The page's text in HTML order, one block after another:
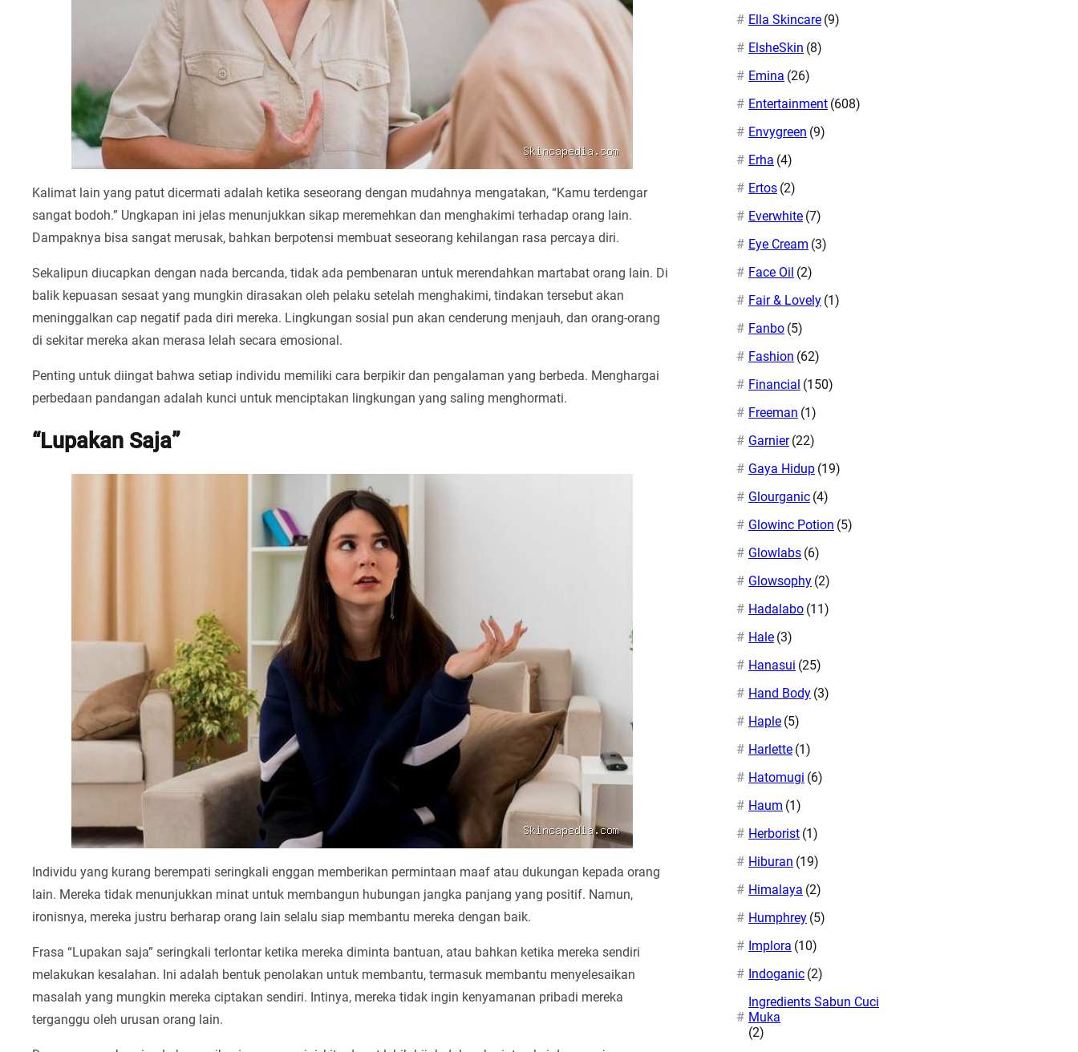
Kalimat lain yang patut dicermati adalah ketika seseorang dengan mudahnya mengatakan, “Kamu terdengar
sangat bodoh.” Ungkapan ini jelas menunjukkan sikap meremehkan dan menghakimi terhadap orang lain.
Dampaknya bisa sangat merusak, bahkan berpotensi membuat seseorang kehilangan rasa percaya diri.
Sekalipun diucapkan dengan nada bercanda, tidak ada pembenaran untuk merendahkan martabat orang lain. Di
balik kepuasan sesaat yang mungkin dirasakan oleh pelaku setelah menghakimi, tindakan tersebut akan
meninggalkan cap negatif pada diri mereka. Lingkungan sosial pun akan cenderung menjauh, dan orang-orang
di sekitar mereka akan merasa lelah secara emosional.
Penting untuk diingat bahwa setiap individu memiliki cara berpikir dan pengalaman yang berbeda. Menghargai
perbedaan pandangan adalah kunci untuk menciptakan lingkungan yang saling menghormati.
“Lupakan Saja”
Individu yang kurang berempati seringkali enggan memberikan permintaan maaf atau dukungan kepada orang
lain. Mereka tidak menunjukkan minat untuk membangun hubungan jangka panjang yang positif. Namun,
ironisnya, mereka justru berharap orang lain selalu siap membantu mereka dengan baik.
Frasa “Lupakan saja” seringkali terlontar ketika mereka diminta bantuan, atau bahkan ketika mereka sendiri
melakukan kesalahan. Ini adalah bentuk penolakan untuk membantu, termasuk membantu menyelesaikan
masalah yang mungkin mereka ciptakan sendiri. Intinya, mereka tidak ingin kenyamanan pribadi mereka
terganggu oleh urusan orang lain.
Ella Skincare (9)
ElsheSkin (8)
Emina (26)
Entertainment (608)
Envygreen (9)
Erha (4)
Ertos (2)
Everwhite (7)
Eye Cream (3)
Face Oil (2)
Fair & Lovely (1)
Fanbo (5)
Fashion (62)
Financial (150)
Freeman (1)
Garnier (22)
Gaya Hidup (19)
Glourganic (4)
Glowinc Potion (5)
Glowlabs (6)
Glowsophy (2)
Hadalabo (11)
Hale (3)
Hanasui (25)
Hand Body (3)
Haple (5)
Harlette (1)
Hatomugi (6)
Haum (1)
Herborist (1)
Hiburan (19)
Himalaya (2)
Humphrey (5)
Implora (10)
Indoganic (2)
Ingredients Sabun Cuci
Muka
(2)